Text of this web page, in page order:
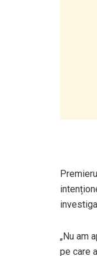
„Nu am
pe care